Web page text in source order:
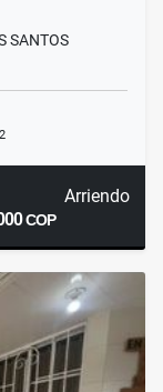
SANTOS
2
Arriendo
COP